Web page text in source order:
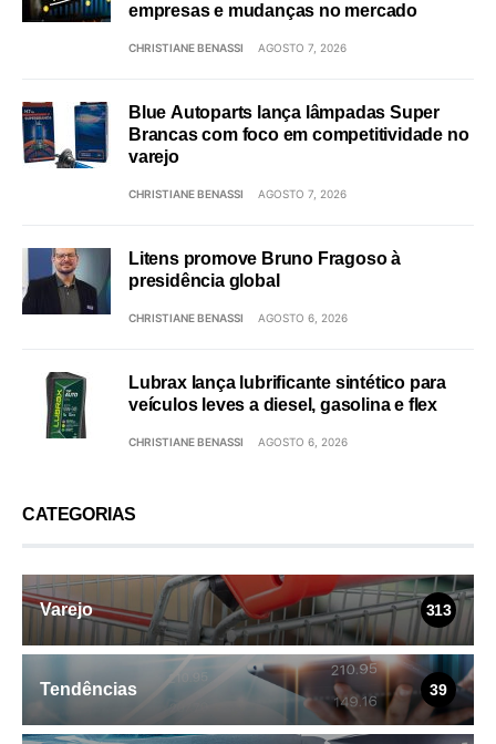
empresas e mudanças no mercado
CHRISTIANE BENASSI AGOSTO 7, 2026
Blue Autoparts lança lâmpadas Super
Brancas com foco em competitividade no
varejo
CHRISTIANE BENASSI AGOSTO 7, 2026
Litens promove Bruno Fragoso à
presidência global
CHRISTIANE BENASSI AGOSTO 6, 2026
Lubrax lança lubrificante sintético para
veículos leves a diesel, gasolina e flex
CHRISTIANE BENASSI AGOSTO 6, 2026
CATEGORIAS
Varejo 313
Tendências 39